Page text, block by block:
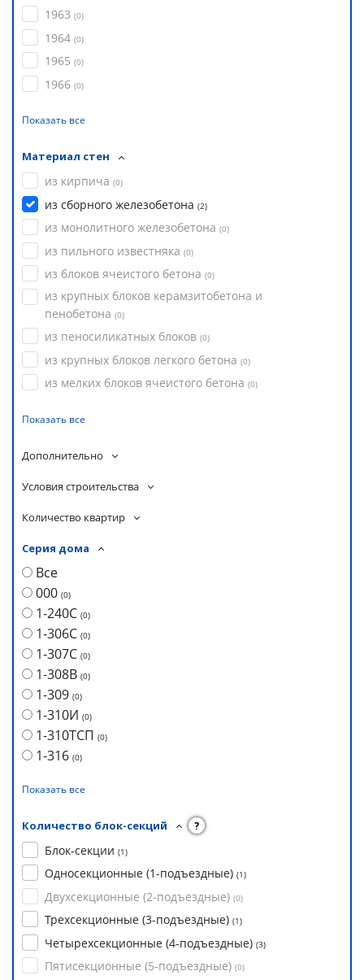
1963 (0)
1964 (0)
1965 (0)
1966 (0)
Показать все
Материал стен
из кирпича (0)
из сборного железобетона (2)
из монолитного железобетона (0)
из пильного известняка (0)
из блоков ячеистого бетона (0)
из крупных блоков керамзитобетона и
пенобетона (0)
из пеносиликатных блоков (0)
из крупных блоков легкого бетона (0)
из мелких блоков ячеистого бетона (0)
Показать все
Дополнительно
Условия строительства
Количество квартир
Серия дома
Все
000 (0)
1-240С (0)
1-306С (0)
1-307С (0)
1-308В (0)
1-309 (0)
1-310И (0)
1-310ТСП (0)
1-316 (0)
Показать все
Количество блок-секций ?
Блок-секции (1)
Односекционные (1-подъездные) (1)
Двухсекционные (2-подъездные) (0)
Трехсекционные (3-подъездные) (1)
Четырехсекционные (4-подъездные) (3)
Пятисекционные (5-подъездные) (0)